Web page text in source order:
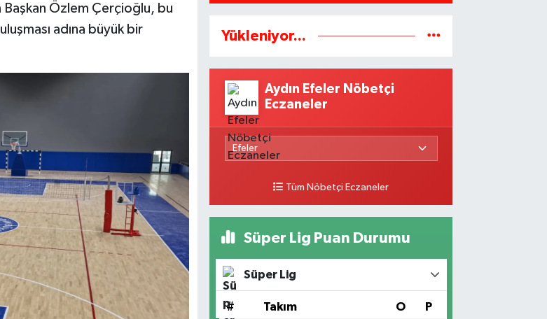
Özlem Çerçioğlu, bu
adına büyük bir
Yükleniyor...
Aydın Efeler Nöbetçi
Eczaneler
Tüm Nöbetçi Eczaneler
Süper Lig Puan Durumu
Süper Lig
# Takım O P